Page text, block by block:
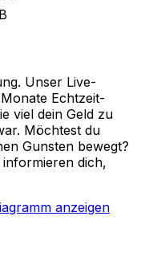
Unser Live-
Echtzeit-
viel dein Geld zu
Möchtest du
Gunsten bewegt?
dich,
anzeigen